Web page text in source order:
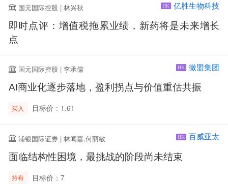
国元国际控股 | 林兴秋 HK 亿胜生物科技
即时点评：增值税拖累业绩，新药将是未来增长
点
国元国际控股 | 李承儒 HK 微盟集团
AI商业化逐步落地，盈利拐点与价值重估共振
买入 目标价：1.61
浦银国际证券 | 林闻嘉,何丽敏 HK 百威亚太
面临结构性困境，最挑战的阶段尚未结束
持有 目标价：7